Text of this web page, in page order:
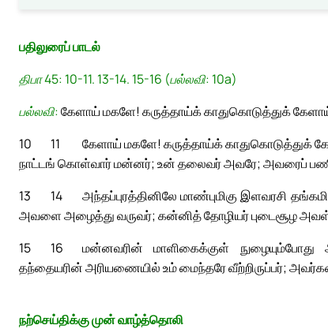
பதிலுரைப் பாடல்
திபா 45: 10-11. 13-14. 15-16 (பல்லவி: 10a)
பல்லவி:கேளாய் மகளே! கருத்தாய்க் காதுகொடுத்துக்
10
கேளாய் மகளே! கருத்தாய்க் காதுகொடுத்துக்
11
நாட்டங் கொள்வார் மன்னர்; உன் தலைவர் அவரே; அவரைப்
13
அந்தப்புரத்தினிலே மாண்புமிகு இளவரசி
14
அவளை அழைத்து வருவர்; கன்னித் தோழியர் புடைசூழ அவள்
15
மன்னவரின் மாளிகைக்குள் நுழையும்போது
16
தந்தையரின் அரியணையில் உம் மைந்தரே வீற்றிருப்பர்;
நற்செய்திக்கு முன் வாழ்த்தொலி